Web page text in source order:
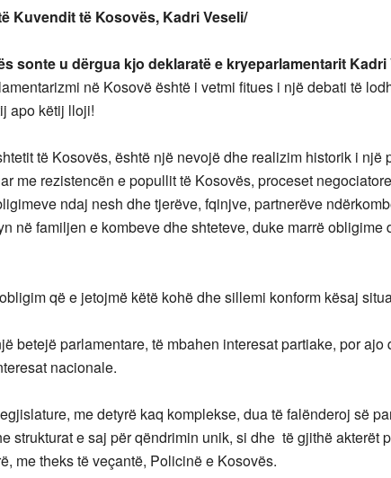
Kuvendit të Kosovës, Kadri Veseli/
sonte u dërgua kjo deklaratë e kryeparlamentarit Kadri
në Kosovë është i vetmi fitues i një debati të
apo këtij lloji!
të Kosovës, është një nevojë dhe realizim historik i një
me rezistencën e popullit të Kosovës, proceset
ndaj nesh dhe tjerëve, fqinjve, partnerëve
në familjen e kombeve dhe shteteve, duke marrë obligime
që e jetojmë këtë kohë dhe sillemi konform kësaj
betejë parlamentare, të mbahen interesat partiake, por ajo
nacionale.
me detyrë kaq komplekse, dua të falënderoj së
strukturat e saj për qëndrimin unik, si dhe të gjithë akterët
me theks të veçantë, Policinë e Kosovës.